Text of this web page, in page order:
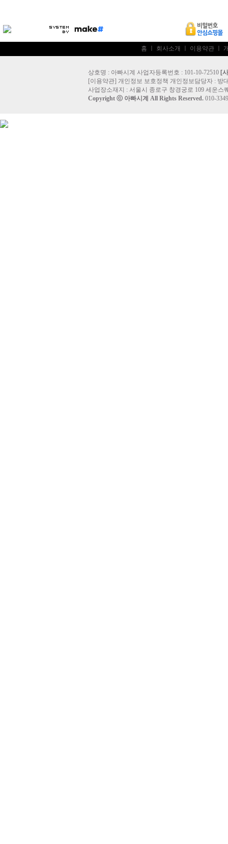
홈 회사소개 이용약관
상호명 : 아빠시계 사업자등록번호 : 101-10-72510 [
[이용약관] 개인정보 보호정책 개인정보담당자 : 방
사업장소재지 : 서울시 종로구 창경궁로 109 세운스
Copyright ⓒ 아빠시계 All Rights Reserved. 010-